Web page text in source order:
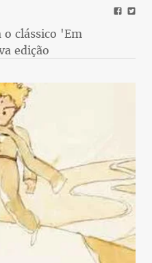
clássico 'Em
edição